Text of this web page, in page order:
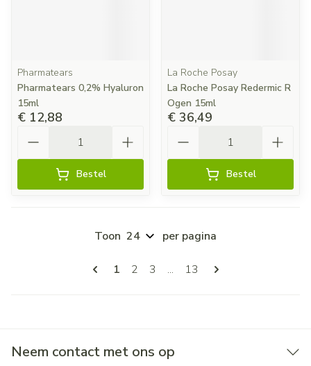
Pharmatears
Pharmatears 0,2% Hyaluron
15ml
€ 12,88
Bestel
La Roche Posay
La Roche Posay Redermic R
Ogen 15ml
€ 36,49
Bestel
Pagina's
U lees momenteel pagina
1 Pagina
2 Pagina
3 ... Pagina
13
Toon per pagina
Neem contact met ons op